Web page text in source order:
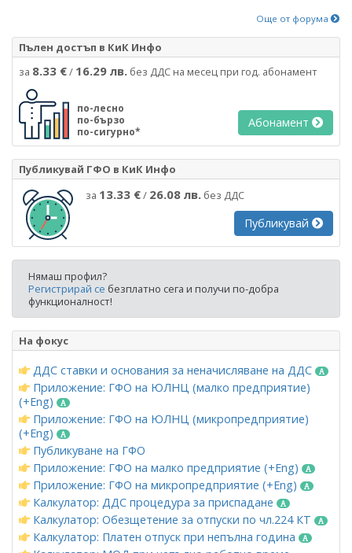
Още от форума
Пълен достъп в КиК Инфо
за 8.33 €/ 16.29 лв. без ДДС на месец при год. абонамент
по-лесно
по-бързо
по-сигурно*
Абонамент
Публикувай ГФО в КиК Инфо
за 13.33 €/ 26.08 лв. без ДДС
Публикувай
Нямаш профил?
Регистрирай се безплатно сега и получи по-добра
функционалност!
На фокус
ДДС ставки и основания за неначисляване на ДДС
Приложение: ГФО на ЮЛНЦ (малко предприятие)
(+Eng)
Приложение: ГФО на ЮЛНЦ (микропредприятие)
(+Eng)
Публикуване на ГФО
Приложение: ГФО на малко предприятие (+Eng)
Приложение: ГФО на микропредприятие (+Eng)
Калкулатор: ДДС процедура за приспадане
Калкулатор: Обезщетение за отпуски по чл.224 КТ
Калкулатор: Платен отпуск при непълна година